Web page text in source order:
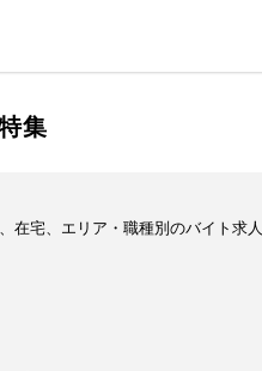
集
宅、エリア・職種別のバイト求